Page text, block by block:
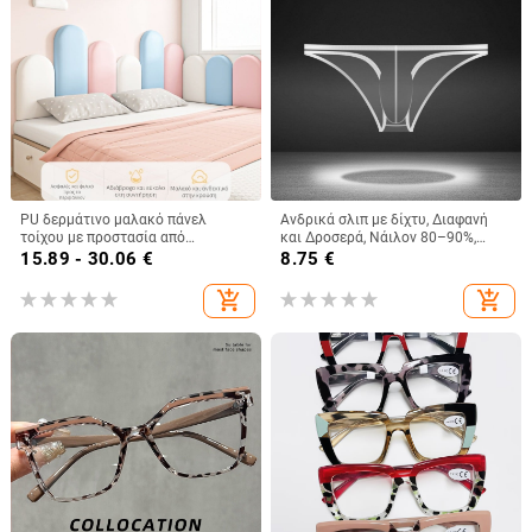
PU δερμάτινο μαλακό πάνελ
τοίχου με προστασία από
κρούσεις, για υπνοδωμάτιο και
15.89 - 30.06 €
add_shopping_cart
Ανδρικά σλιπ με δίχτυ, Διαφανή
και Δροσερά, Νάιλον 80–90%,
Μεσαία μέση
8.75 €
add_shopping_cart